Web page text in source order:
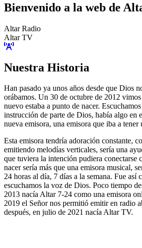
Bienvenido a la web de
Altar Radio
Altar TV
Nuestra Historia
Han pasado ya unos años desde que Dios
orábamos. Un 30 de octubre de 2012
nuevo estaba a punto de nacer.
instrucción de parte de Dios, había algo en
nueva emisora, una emisora que iba a tener
Esta emisora tendría adoración constante,
emitiendo melodías verticales, sería una
que tuviera la intención pudiera conectarse
nacer sería más que una emisora musical,
24 horas al día, 7 días a la semana. Fue así
escuchamos la voz de Dios. Poco tiempo
2013 nacía Altar 7-24 como una emisora
2019 el Señor nos permitió emitir en radio
después, en julio de 2021 nacía Altar TV.